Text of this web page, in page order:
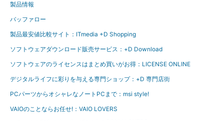
製品情報
バッファロー
製品最安値比較サイト：ITmedia +D Shopping
ソフトウェアダウンロード販売サービス：+D Download
ソフトウェアのライセンスはまとめ買いがお得：LICENSE ONLINE
デジタルライフに彩りを与える専門ショップ：+D 専門店街
PCパーツからオシャレなノートPCまで：msi style!
VAIOのことならお任せ!：VAIO LOVERS